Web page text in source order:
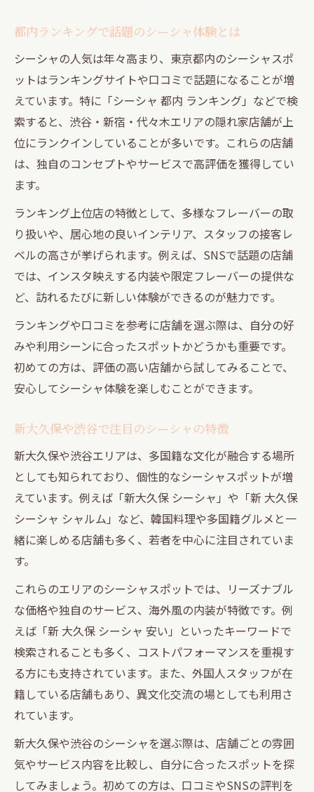
都内ランキングで話題のシーシャ体験とは
シーシャの人気は年々高まり、東京都内のシーシャスポ
ットはランキングサイトや口コミで話題になることが増
えています。特に「シーシャ 都内 ランキング」などで検
索すると、渋谷・新宿・代々木エリアの隠れ家店舗が上
位にランクインしていることが多いです。これらの店舗
は、独自のコンセプトやサービスで高評価を獲得してい
ます。
ランキング上位店の特徴として、多様なフレーバーの取
り扱いや、居心地の良いインテリア、スタッフの接客レ
ベルの高さが挙げられます。例えば、SNSで話題の店舗
では、インスタ映えする内装や限定フレーバーの提供な
ど、訪れるたびに新しい体験ができるのが魅力です。
ランキングや口コミを参考に店舗を選ぶ際は、自分の好
みや利用シーンに合ったスポットかどうかも重要です。
初めての方は、評価の高い店舗から試してみることで、
安心してシーシャ体験を楽しむことができます。
新大久保や渋谷で注目のシーシャの特徴
新大久保や渋谷エリアは、多国籍な文化が融合する場所
としても知られており、個性的なシーシャスポットが増
えています。例えば「新大久保 シーシャ」や「新 大久保
シーシャ シャルム」など、韓国料理や多国籍グルメと一
緒に楽しめる店舗も多く、若者を中心に注目されていま
す。
これらのエリアのシーシャスポットでは、リーズナブル
な価格や独自のサービス、海外風の内装が特徴です。例
えば「新 大久保 シーシャ 安い」といったキーワードで
検索されることも多く、コストパフォーマンスを重視す
る方にも支持されています。また、外国人スタッフが在
籍している店舗もあり、異文化交流の場としても利用さ
れています。
新大久保や渋谷のシーシャを選ぶ際は、店舗ごとの雰囲
気やサービス内容を比較し、自分に合ったスポットを探
してみましょう。初めての方は、口コミやSNSの評判を